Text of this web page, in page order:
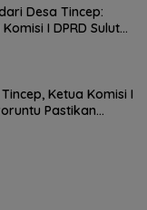
Desa Tincep:
I DPRD Sulut
Ketua Komisi I
Pastikan